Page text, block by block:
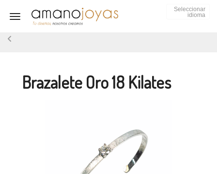
Seleccionar
idioma
Toggle navigation
Brazalete Oro 18 Kilates